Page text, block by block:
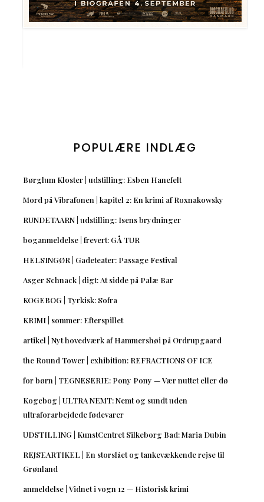
POPULÆRE INDLÆG
Børglum Kloster | udstilling: Esben Hanefelt
Mord på Vibrafonen | kapitel 2: En krimi af Roxnakowsky
RUNDETAARN | udstilling: Isens brydninger
boganmeldelse | frevert: GÅ TUR
HELSINGØR | Gadeteater: Passage Festival
Asger Schnack | digt: At sidde på Palæ Bar
KOGEBOG | Tyrkisk: Sofra
KRIMI | sommer: Efterspillet
artikel | Nyt hovedværk af Hammershøi på Ordrupgaard
the Round Tower | exhibition: REFRACTIONS OF ICE
for børn | TEGNESERIE: Pony Pony — Vær nuttet eller dø
Kogebog | ULTRA NEMT: Nemt og sundt uden
ultraforarbejdede fødevarer
UDSTILLING | KunstCentret Silkeborg Bad: Maria Dubin
REJSEARTIKEL | En storslået og tankevækkende rejse til
Grønland
anmeldelse | Vidnet i vogn 12 — Historisk krimi